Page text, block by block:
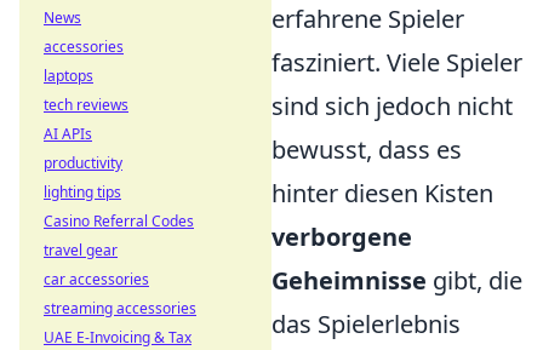
erfahrene Spieler
fasziniert. Viele Spieler
sind sich jedoch nicht
bewusst, dass es
hinter diesen Kisten
verborgene
Geheimnisse gibt, die
das Spielerlebnis
News
accessories
laptops
tech reviews
AI APIs
productivity
lighting tips
Casino Referral Codes
travel gear
car accessories
streaming accessories
UAE E-Invoicing & Tax